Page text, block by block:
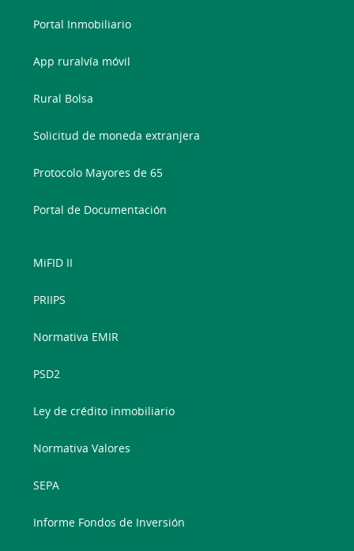
Portal Inmobiliario
App ruralvía móvil
Rural Bolsa
Solicitud de moneda extranjera
Protocolo Mayores de 65
Portal de Documentación
MiFID II
PRIIPS
Normativa EMIR
PSD2
Ley de crédito inmobiliario
Normativa Valores
SEPA
Informe Fondos de Inversión